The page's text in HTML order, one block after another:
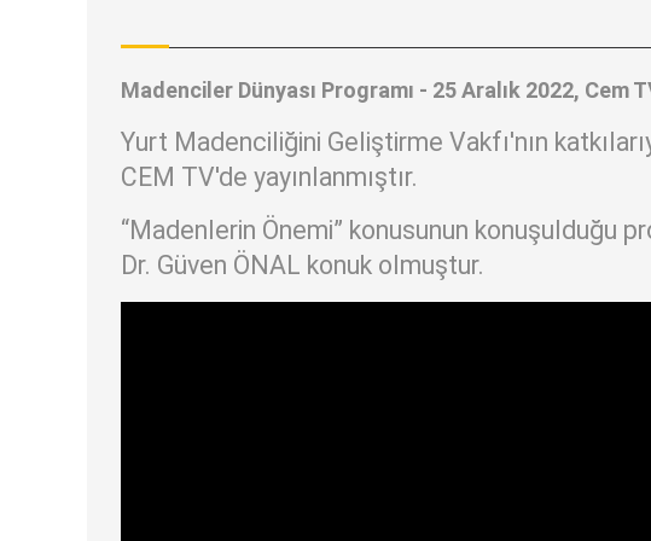
Madenciler Dünyası Programı - 25 Aralık 2022, Cem
Yurt Madenciliğini Geliştirme Vakfı'nın
CEM TV'de yayınlanmıştır.
“Madenlerin Önemi” konusunun konuşulduğu
Dr. Güven ÖNAL konuk olmuştur.